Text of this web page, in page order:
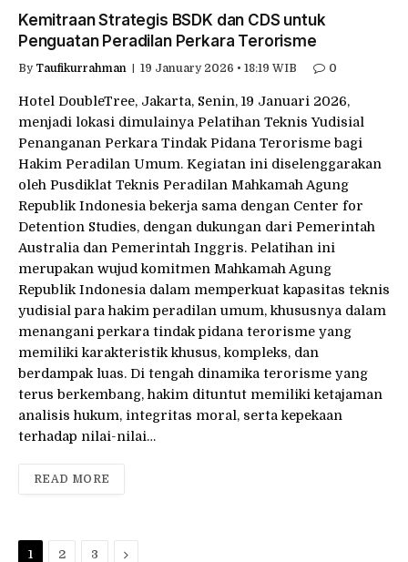
Kemitraan Strategis BSDK dan CDS untuk
Penguatan Peradilan Perkara Terorisme
By Taufikurrahman 19 January 2026 • 18:19 WIB 0
Hotel DoubleTree, Jakarta, Senin, 19 Januari 2026,
menjadi lokasi dimulainya Pelatihan Teknis Yudisial
Penanganan Perkara Tindak Pidana Terorisme bagi
Hakim Peradilan Umum. Kegiatan ini diselenggarakan
oleh Pusdiklat Teknis Peradilan Mahkamah Agung
Republik Indonesia bekerja sama dengan Center for
Detention Studies, dengan dukungan dari Pemerintah
Australia dan Pemerintah Inggris. Pelatihan ini
merupakan wujud komitmen Mahkamah Agung
Republik Indonesia dalam memperkuat kapasitas teknis
yudisial para hakim peradilan umum, khususnya dalam
menangani perkara tindak pidana terorisme yang
memiliki karakteristik khusus, kompleks, dan
berdampak luas. Di tengah dinamika terorisme yang
terus berkembang, hakim dituntut memiliki ketajaman
analisis hukum, integritas moral, serta kepekaan
terhadap nilai-nilai…
READ MORE
1 2 3 Next